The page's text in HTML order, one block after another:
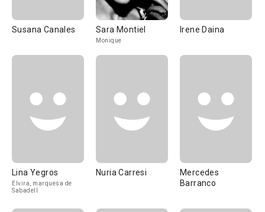
Susana Canales Sara Montiel
Monique
Irene Daina
Lina Yegros
Elvira, marquesa de
Sabadell
Nuria Carresi
Mercedes
Barranco